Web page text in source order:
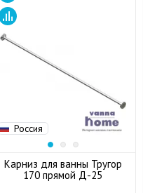
Россия
Карниз для ванны Тругор
170 прямой Д-25